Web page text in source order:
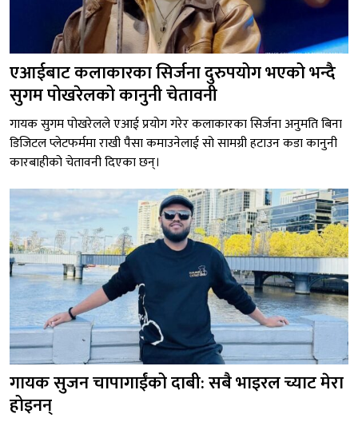
एआईबाट कलाकारका सिर्जना दुरुपयोग भएको भन्दै
सुगम पोखरेलको कानुनी चेतावनी
गायक सुगम पोखरेलले एआई प्रयोग गरेर कलाकारका सिर्जना अनुमति बिना
डिजिटल प्लेटफर्ममा राखी पैसा कमाउनेलाई सो सामग्री हटाउन कडा कानुनी
कारबाहीको चेतावनी दिएका छन्।
गायक सुजन चापागाईंको दाबी: सबै भाइरल च्याट मेरा
होइनन्